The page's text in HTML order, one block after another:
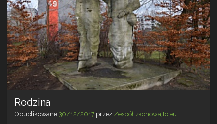
Rodzina
Opublikowane 30/12/2017 przez Zespół zachowajto.eu